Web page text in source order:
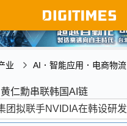
业 AI．智能应用．电商物流
仁勳串联韩国AI链